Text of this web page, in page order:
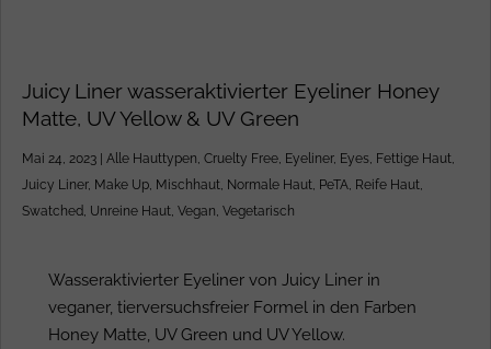
Juicy Liner wasseraktivierter Eyeliner Honey
Matte, UV Yellow & UV Green
Mai 24, 2023 Alle Hauttypen, Cruelty Free, Eyeliner, Eyes, Fettige Haut,
Juicy Liner, Make Up, Mischhaut, Normale Haut, PeTA, Reife Haut,
Swatched, Unreine Haut, Vegan, Vegetarisch
Wasseraktivierter Eyeliner von Juicy Liner in
veganer, tierversuchsfreier Formel in den Farben
Honey Matte, UV Green und UV Yellow.